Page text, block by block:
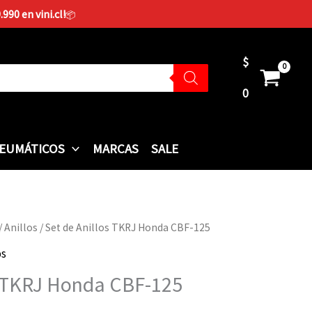
en vini.cl!📦
$
0
MARCAS SALE
/Anillos / Set de Anillos TKRJ Honda CBF-125
Honda CBF-125